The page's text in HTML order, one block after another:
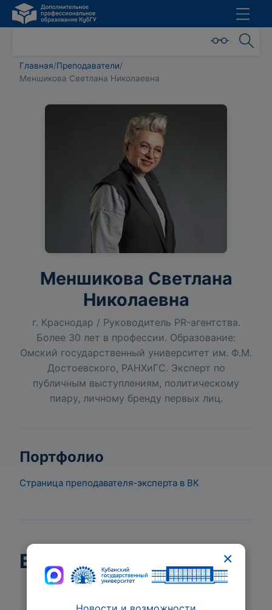
Главная/Преподаватели/
Меншикова Светлана Николаевна
Меншикова Светлана
Николаевна
г. Краснодар / Руководитель PR-агентства.
Более 30 лет в профессии. Образование:
Омский государственный университет им. Ф.М.
Достоевского, РАНХиГС. Эксперт по
публичным выступлениям, политическому
пиару, личному бренду первых лиц.
Портфолио
Страница преподавателя-эксперта в ВК
Ведет курсы ×